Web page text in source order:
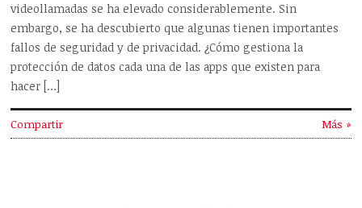
videollamadas se ha elevado considerablemente. Sin
embargo, se ha descubierto que algunas tienen importantes
fallos de seguridad y de privacidad. ¿Cómo gestiona la
protección de datos cada una de las apps que existen para
hacer […]
Compartir Más »